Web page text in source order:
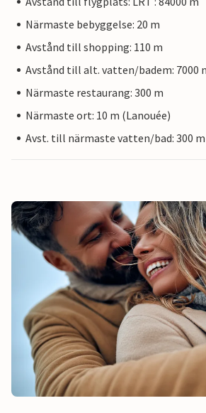
Närmaste bebyggelse: 20 m
Avstånd till shopping: 110 m
Avstånd till alt. vatten/badem: 7000
Närmaste restaurang: 300 m
Närmaste ort: 10 m (Lanouée)
Avst. till närmaste vatten/bad: 300